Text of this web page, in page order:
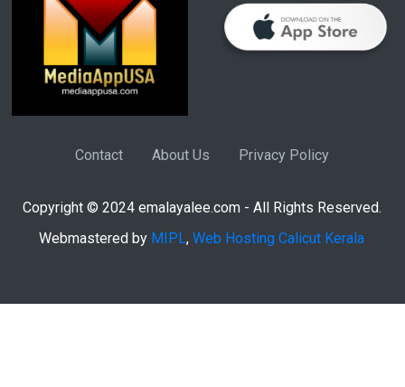
Contact About Us Privacy Policy
Copyright © 2024 emalayalee.com - All Rights Reserved.
Webmastered by MIPL, Web Hosting Calicut Kerala